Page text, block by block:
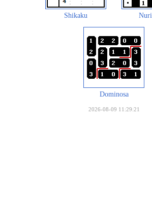
Shikaku
Dominosa
2026-08-09 11:29:21